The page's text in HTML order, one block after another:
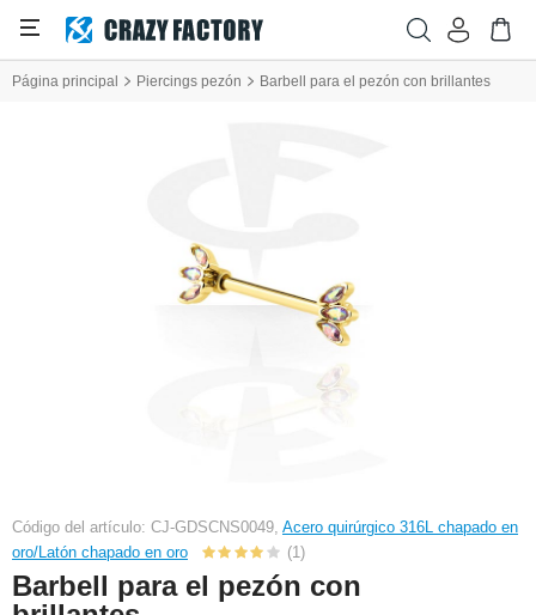
Página principal Piercings pezón Barbell para el pezón con brillantes
Código del artículo: CJ-GDSCNS0049, Acero quirúrgico 316L chapado en
oro/Latón chapado en oro
(1)
Barbell para el pezón con